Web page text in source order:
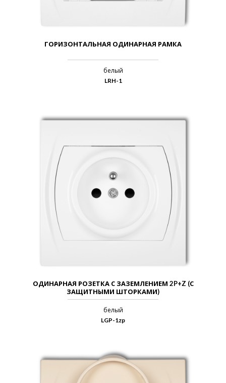
ГОРИЗОНТАЛЬНАЯ ОДИНАРНАЯ РАМКА
белый
LRH-1
ОДИНАРНАЯ РОЗЕТКА С ЗАЗЕМЛЕНИЕМ 2P+Z (С
ЗАЩИТНЫМИ ШТОРКАМИ)
белый
LGP-1zp